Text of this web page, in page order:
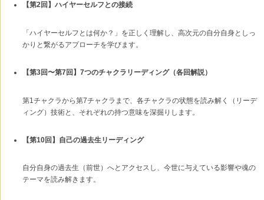
【第2回】ハイヤーセルフとの接続
「ハイヤーセルフとは何か？」を正しく理解し、高次元の自分自身としっ
かりと繋がるアプローチを学びます。
【第3回〜第7回】7つのチャクラリーディング（各回解説）
第1チャクラから第7チャクラまで、各チャクラの状態を読み解く（リーデ
ィング）技術と、それぞれの持つ意味を深掘りします。
【第10回】自己の過去生リーディング
自分自身の過去生（前世）へとアクセスし、今世に与えている影響や魂の
テーマを読み解きます。